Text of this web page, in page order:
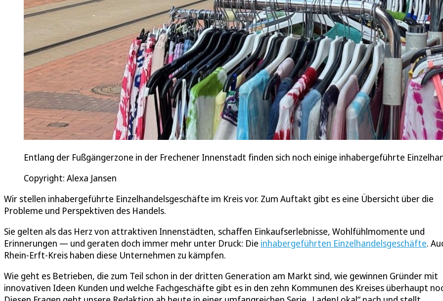
Entlang der Fußgängerzone in der Frechener Innenstadt finden sich noch einige inhabergeführte
Copyright: Alexa Jansen
Wir stellen inhabergeführte Einzelhandelsgeschäfte im Kreis vor. Zum Auftakt gibt es eine Übersicht über die
Probleme und Perspektiven des Handels.
Sie gelten als das Herz von attraktiven Innenstädten, schaffen Einkaufserlebnisse, Wohlfühlmomente und
Erinnerungen — und geraten doch immer mehr unter Druck: Die inhabergeführten Einzelhandelsgeschäfte.
Rhein-Erft-Kreis haben diese Unternehmen zu kämpfen.
Wie geht es Betrieben, die zum Teil schon in der dritten Generation am Markt sind, wie gewinnen Gründer mit
innovativen Ideen Kunden und welche Fachgeschäfte gibt es in den zehn Kommunen des Kreises überhaupt